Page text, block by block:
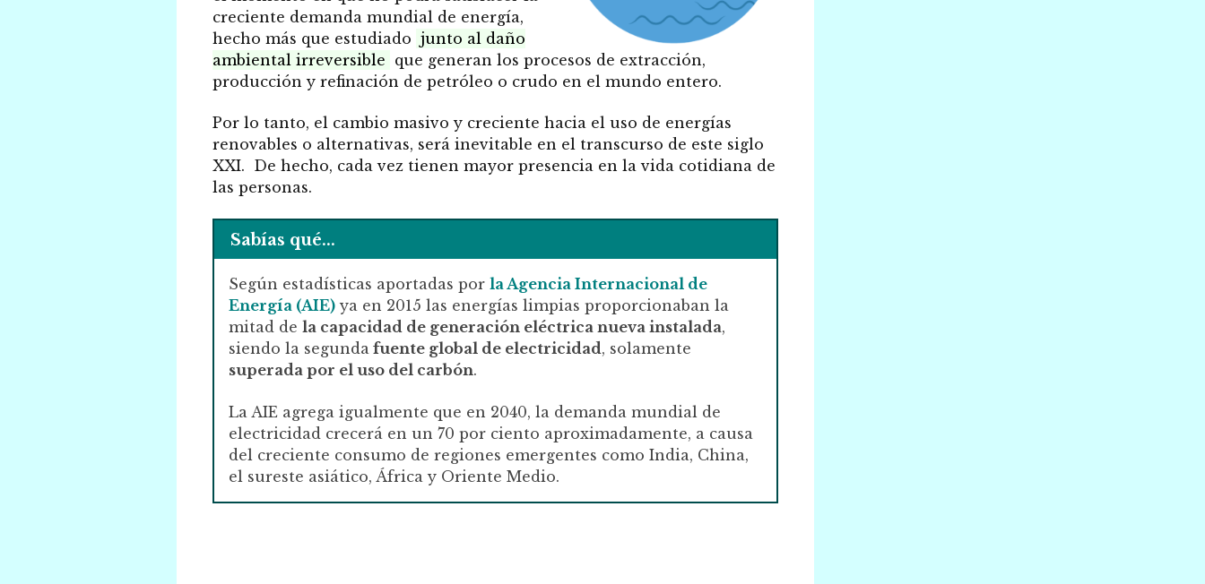
creciente demanda mundial de energía,
hecho más que estudiado junto al daño
ambiental irreversible que generan los procesos de extracción,
producción y refinación de petróleo o crudo en el mundo entero.
Por lo tanto, el cambio masivo y creciente hacia el uso de energías
renovables o alternativas, será inevitable en el transcurso de este siglo
XXI. De hecho, cada vez tienen mayor presencia en la vida cotidiana de
las personas.
Sabías qué...
Según estadísticas aportadas por la Agencia Internacional de
Energía (AIE) ya en 2015 las energías limpias proporcionaban la
mitad de la capacidad de generación eléctrica nueva instalada,
siendo la segunda fuente global de electricidad, solamente
superada por el uso del carbón.
La AIE agrega igualmente que en 2040, la demanda mundial de
electricidad crecerá en un 70 por ciento aproximadamente, a causa
del creciente consumo de regiones emergentes como India, China,
el sureste asiático, África y Oriente Medio.